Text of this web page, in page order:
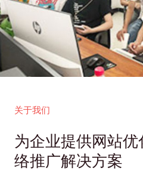
关于我们
为企业提供网站
络推广解决方案